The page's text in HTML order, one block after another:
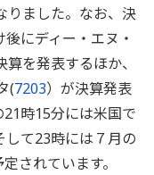
りました。なお、決
にディー・エヌ・
算を発表するほか、
(7203）が決算発表
時15分には米国で
して23時には７月の
されています。